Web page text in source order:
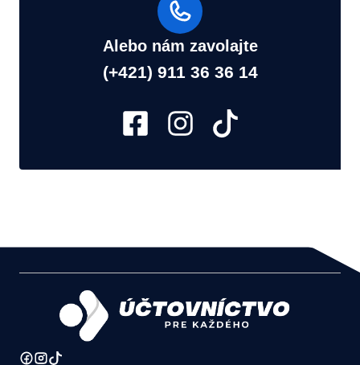
Alebo nám zavolajte
(+421) 911 36 36 14